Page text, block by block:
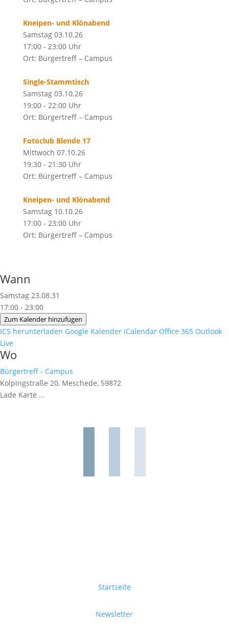
Kneipen- und Klönabend
Samstag 03.10.26
17:00 - 23:00 Uhr
Ort: Bürgertreff – Campus
Single-Stammtisch
Samstag 03.10.26
19:00 - 22:00 Uhr
Ort: Bürgertreff – Campus
Fotoclub Blende 17
Mittwoch 07.10.26
19:30 - 21:30 Uhr
Ort: Bürgertreff – Campus
Kneipen- und Klönabend
Samstag 10.10.26
17:00 - 23:00 Uhr
Ort: Bürgertreff – Campus
Wann
Samstag 23.08.31
17:00 - 23:00
Zum Kalender hinzufügen
ICS herunterladen Google Kalender iCalendar Office 365 Outlook
Live
Wo
Bürgertreff - Campus
Kolpingstraße 20, Meschede, 59872
Lade Karte ...
Startseite
Newsletter